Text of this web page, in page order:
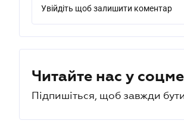
Увійдіть щоб залишити коментар
Читайте нас у
Підпишіться, щоб завжди